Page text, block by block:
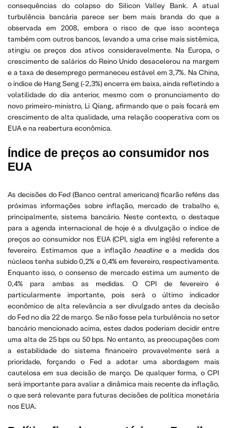
consequências do colapso do Silicon Valley Bank. A atual
turbulência bancária parece ser bem mais branda do que a
observada em 2008, embora o risco de que isso aconteça
também com outros bancos, levando a uma crise mais sistêmica,
atingiu os preços dos ativos consideravelmente. Na Europa, o
crescimento de salários do Reino Unido desacelerou na margem
e a taxa de desemprego permaneceu estável em 3,7%. Na China,
o índice de Hang Seng (-2,3%) encerra em baixa, ainda refletindo a
volatilidade do dia anterior, mesmo com o pronunciamento do
novo primeiro-ministro, Li Qiang, afirmando que o país focará em
crescimento de alta qualidade, uma relação cooperativa com os
EUA e na reabertura econômica.
Índice de preços ao consumidor nos
EUA
As decisões do Fed (Banco central americano) ficarão reféns das
próximas informações sobre inflação, mercado de trabalho e,
principalmente, sistema bancário. Neste contexto, o destaque
para a agenda internacional de hoje é a divulgação o índice de
preços ao consumidor nos EUA (CPI, sigla em inglês) referente a
fevereiro. Estimamos que a inflação headlinee a medida dos
núcleos tenha subido 0,2% e 0,4% em fevereiro, respectivamente.
Enquanto isso, o consenso de mercado estima um aumento de
0,4% para ambas as medidas. O CPI de fevereiro é
particularmente importante, pois será o último indicador
econômico de alta relevância a ser divulgado antes da decisão
do Fed no dia 22 de março. Se não fosse pela turbulência no setor
bancário mencionado acima, estes dados poderiam decidir entre
uma alta de 25 bps ou 50 bps. No entanto, as preocupações com
a estabilidade do sistema financeiro provavelmente será a
prioridade, forçando o Fed a adotar uma abordagem mais
cautelosa em sua decisão de março. De qualquer forma, o CPI
será importante para avaliar a dinâmica mais recente da inflação,
o que será relevante para futuras decisões de política monetária
nos EUA.